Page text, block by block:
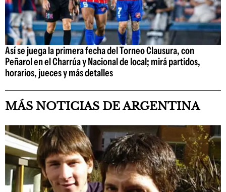
Así se juega la primera fecha del Torneo Clausura, con
Peñarol en el Charrúa y Nacional de local; mirá partidos,
horarios, jueces y más detalles
MÁS NOTICIAS DE ARGENTINA